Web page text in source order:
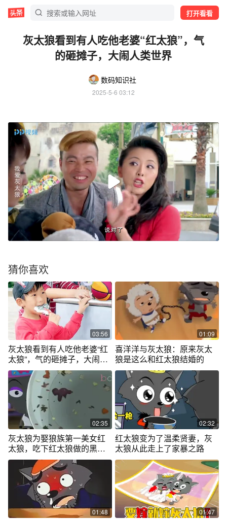
打开看看
灰太狼看到有人吃他老婆“红太狼”，气
的砸摊子，大闹人类世界
数码知识社
2025-5-6 03:12
猜你喜欢
03:56
灰太狼看到有人吃他老婆“红
太狼”，气的砸摊子，大闹人
类世界
01:09
喜洋洋与灰太狼：原来灰太
狼是这么和红太狼结婚的
02:35
灰太狼为娶狼族第一美女红
太狼，吃下红太狼做的黑暗
蛋炒饭，厉害
02:32
红太狼变为了温柔贤妻，灰
太狼从此走上了家暴之路
01:48 01:47